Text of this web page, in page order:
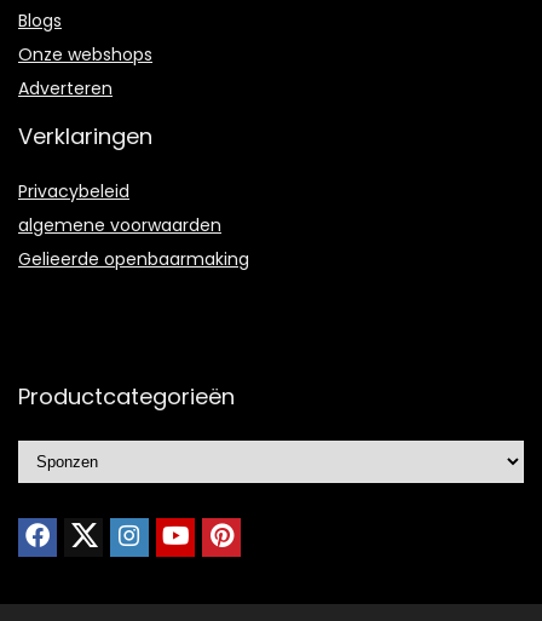
Blogs
Onze webshops
Adverteren
Verklaringen
Privacybeleid
algemene voorwaarden
Gelieerde openbaarmaking
Productcategorieën